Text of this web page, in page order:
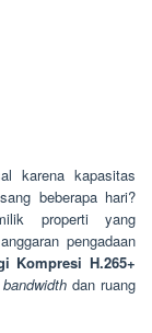
karena kapasitas
beberapa hari?
properti yang
pengadaan
Kompresi H.265+
bandwidth dan ruang